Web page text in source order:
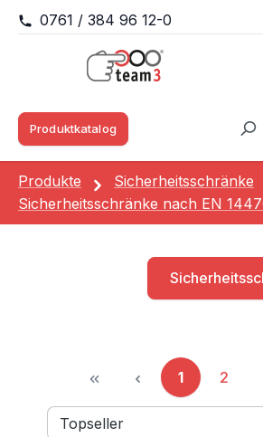
Zum Hauptinhalt springen
0761 / 384 96 12-0
Produktkatalog
Produkte
Sicherheitsschränke
Sicherheitsschränke nach EN
Seite
1
Seite
2